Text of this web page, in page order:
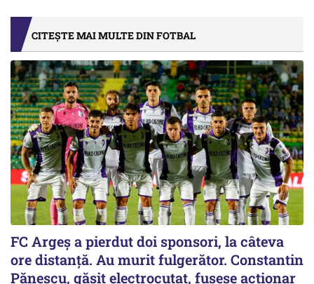
CITEȘTE MAI MULTE DIN FOTBAL
FC Argeș a pierdut doi sponsori, la câteva
ore distanță. Au murit fulgerător. Constantin
Pănescu, găsit electrocutat, fusese acționar